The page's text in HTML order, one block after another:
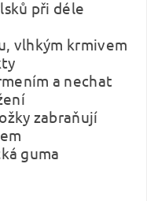
při déle
vlhkým krmivem
a nechat
zabraňují
guma